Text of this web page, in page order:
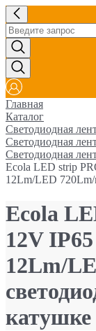
Главная
Каталог
Светодиодная
Светодиодная
Светодиодная
Ecola LED strip
12Lm/LED 720Lm/
Ecola
12V
12Lm/